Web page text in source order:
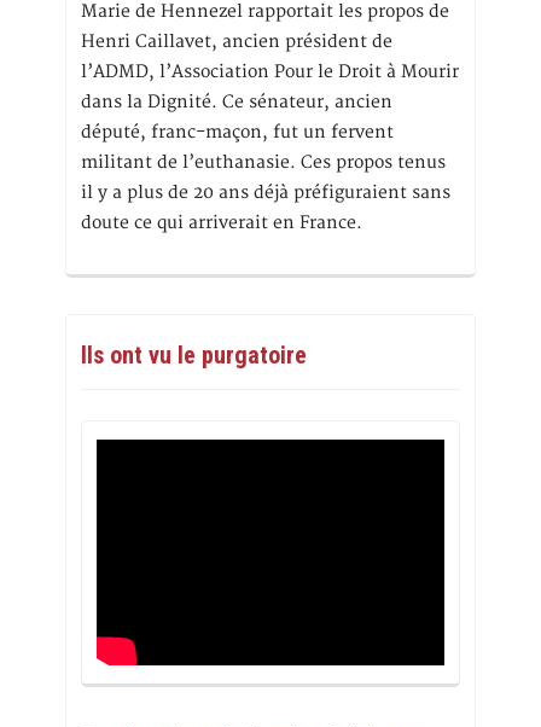
Marie de Hennezel rapportait les propos de
Henri Caillavet, ancien président de
l’ADMD, l’Association Pour le Droit à Mourir
dans la Dignité. Ce sénateur, ancien
député, franc-maçon, fut un fervent
militant de l’euthanasie. Ces propos tenus
il y a plus de 20 ans déjà préfiguraient sans
doute ce qui arriverait en France.
Ils ont vu le purgatoire